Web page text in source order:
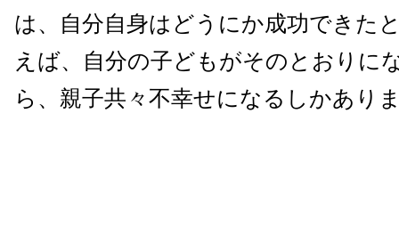
は、自分自身はどうにか成功できた
えば、自分の子どもがそのと おりに
ら、親子共々不幸せになるしかあり